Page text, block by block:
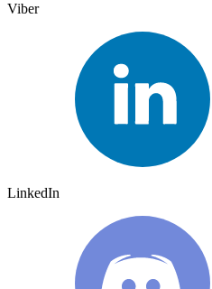
Viber
LinkedIn